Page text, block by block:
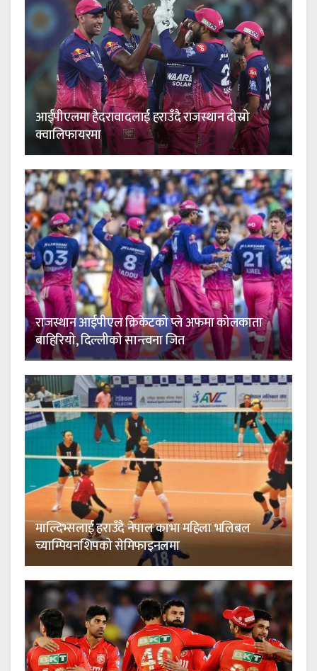
आईपीएलमा हैदरावादलाई हराउँदै राजस्थान दोस्रो
क्वालिफायरमा
राजस्थान आईपीएल क्रिकेटको प्ले अफमा कोलकाता
बाहिरियो, दिल्लीको सान्त्वना जित
माल्दिभ्सलाई हराउँदै नेपाल काभा महिला भलिबल
च्याम्पियनशिपको सेमिफाइनलमा